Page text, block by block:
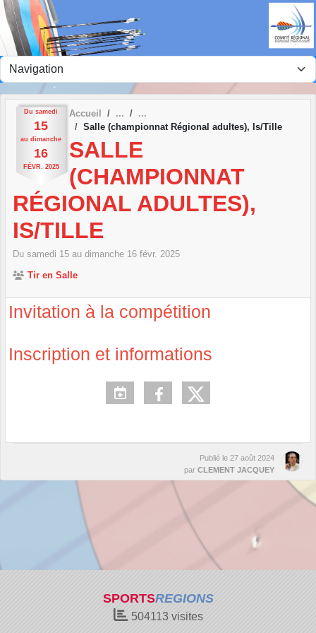
Du samedi
15
au dimanche
16
FÉVR. 2025
Accueil
Salle (championnat Régional adultes), Is/Tille
SALLE
(CHAMPIONNAT
RÉGIONAL ADULTES),
IS/TILLE
Du samedi 15 au dimanche 16 févr. 2025
Tir en Salle
Invitation à la compétition
Inscription et informations
Publié le 27 août 2024
par CLEMENT JACQUEY
SPORTSREGIONS
504113 visites
Panneau de gestion des cookies